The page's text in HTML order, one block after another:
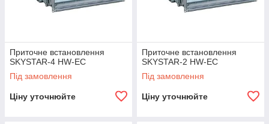
Приточне встановлення
SKYSTAR-4 HW-ЕС
Під замовлення
Ціну уточнюйте
Приточне встановлення
SKYSTAR-2 HW-ЕС
Під замовлення
Ціну уточнюйте